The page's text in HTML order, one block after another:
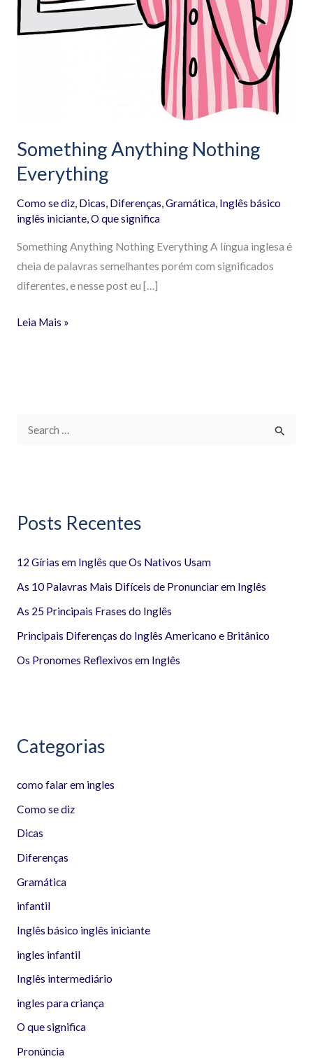
Something Anything Nothing
Everything
Como se diz, Dicas, Diferenças,Gramática, Inglês básico
inglês iniciante,O que significa
Something Anything Nothing Everything A língua inglesa é
cheia de palavras semelhantes porém com significados
diferentes, e nesse post eu […]
Leia Mais »
u
s
a
r
Posts Recentes
12 Gírias em Inglês que Os Nativos Usam
As 10 Palavras Mais Difíceis de Pronunciar em Inglês
As 25 Principais Frases do Inglês
Principais Diferenças do Inglês Americano e Britânico
Os Pronomes Reflexivos em Inglês
Categorias
como falar em ingles
Como se diz
Dicas
Diferenças
Gramática
infantil
Inglês básico inglês iniciante
ingles infantil
Inglês intermediário
ingles para criança
O que significa
Pronúncia